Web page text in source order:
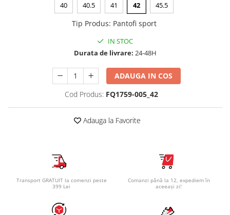
40 40.5 41 42 45.5
Tip Produs: Pantofi sport
IN STOC
Durata de livrare: 24-48H
ADAUGA IN COS
Cod Produs: FQ1759-005_42
Adauga la Favorite
Transport GRATUIT la comenzi peste
399 Lei
Comanzi până la 12, expediem în
aceeași zi!